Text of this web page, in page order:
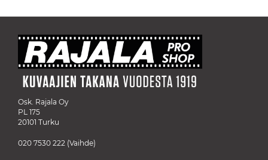
Osk. Rajala Oy
PL 175
20101 Turku
020 7530 222 (Vaihde)